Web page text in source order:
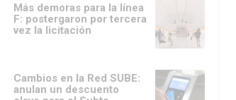
Más demoras para la línea
F: postergaron por tercera
vez la licitación
Cambios en la Red SUBE:
anulan un descuento